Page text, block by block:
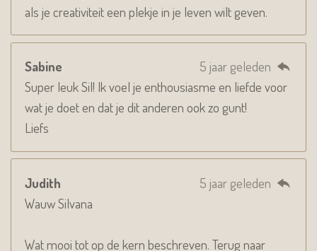
als je creativiteit een plekje in je leven wilt geven.
Sabine
5 jaar geleden
Super leuk Sil! Ik voel je enthousiasme en liefde voor
wat je doet en dat je dit anderen ook zo gunt!
Liefs
Judith
5 jaar geleden
Wauw Silvana
Wat mooi tot op de kern beschreven. Terug naar